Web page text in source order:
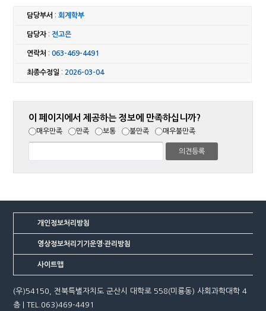
담당부서 :회계학부
담당자:전고은
연락처 :063-469-4491
최종수정일 : 2026-03-04
이 페이지에서 제공하는 정보에 만족하십니까?
매우만족 만족 보통 불만족 매우불만족
개인정보처리방침
영상정보처리기기운영·관리방침
사이트맵
(우)54150, 전북특별자치도 군산시 대학로 558(미룡동) 사회과학대학 4
층 | TEL.063)469-4491